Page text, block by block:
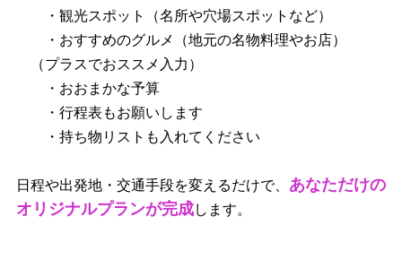
・観光スポット（名所や穴場スポットなど）
・おすすめのグルメ（地元の名物料理やお店）
（プラスでおススメ入力）
・おおまかな予算
・行程表もお願いします
・持ち物リストも入れてください
日程や出発地・交通手段を変えるだけで、 あなただけの
オリジナルプランが完成します。